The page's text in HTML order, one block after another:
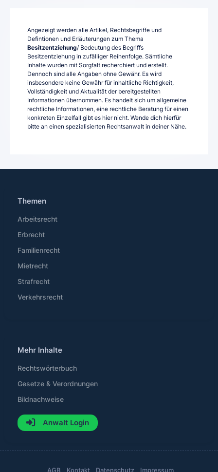
Angezeigt werden alle Artikel, Rechtsbegriffe und
Defintionen und Erläuterungen zum Thema
Besitzentziehung/ Bedeutung des Begriffs
Besitzentziehung in zufälliger Reihenfolge. Sämtliche
Inhalte wurden mit Sorgfalt recherchiert und erstellt.
Dennoch sind alle Angaben ohne Gewähr. Es wird
insbesondere keine Gewähr für inhaltliche Richtigkeit,
Vollständigkeit und Aktualität der bereitgestellten
Informationen übernommen. Es handelt sich um allgemeine
rechtliche Informationen, eine rechtliche Beratung für einen
konkreten Einzelfall gibt es hier nicht. Wende dich hierfür
bitte an einen spezialisierten Rechtsanwalt in deiner Nähe.
Themen
Arbeitsrecht
Erbrecht
Familienrecht
Mietrecht
Strafrecht
Verkehrsrecht
Mehr Inhalte
Rechtswörterbuch
Gesetze & Verordnungen
Bildnachweise
Anwalt Login
AGB Kontakt Datenschutz Impressum